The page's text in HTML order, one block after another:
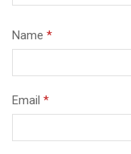
Name *
Email *